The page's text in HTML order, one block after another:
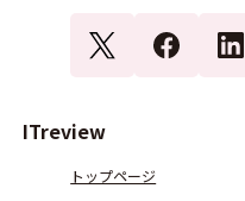
ITreview
トップページ